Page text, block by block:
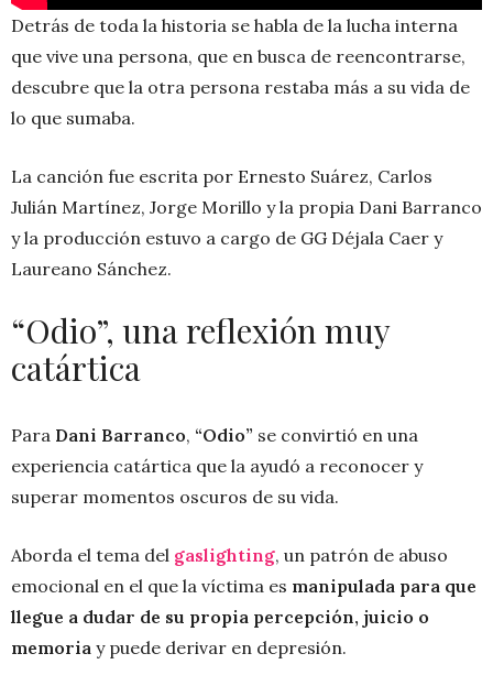
Detrás de toda la historia se habla de la lucha interna
que vive una persona, que en busca de reencontrarse,
descubre que la otra persona restaba más a su vida de
lo que sumaba.
La canción fue escrita por Ernesto Suárez, Carlos
Julián Martínez, Jorge Morillo y la propia Dani Barranco
y la producción estuvo a cargo de GG Déjala Caer y
Laureano Sánchez.
“Odio”, una reflexión muy
catártica
Para Dani Barranco, “Odio” se convirtió en una
experiencia catártica que la ayudó a reconocer y
superar momentos oscuros de su vida.
Aborda el tema del gaslighting, un patrón de abuso
emocional en el que la víctima es manipulada para que
llegue a dudar de su propia percepción, juicio o
memoria y puede derivar en depresión.